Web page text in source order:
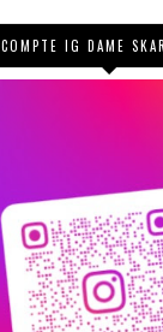
COMPTE IG DAME